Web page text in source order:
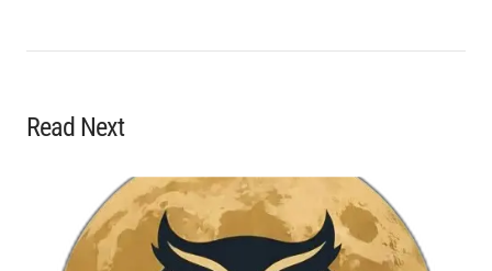
Read Next